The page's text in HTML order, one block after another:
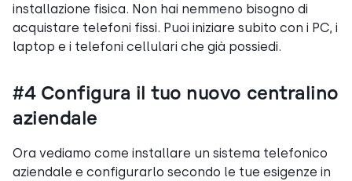
installazione fisica. Non hai nemmeno bisogno di
acquistare telefoni fissi. Puoi iniziare subito con i PC, i
laptop e i telefoni cellulari che già possiedi.
#4 Configura il tuo nuovo centralino
aziendale
Ora vediamo come installare un sistema telefonico
aziendale e configurarlo secondo le tue esigenze in